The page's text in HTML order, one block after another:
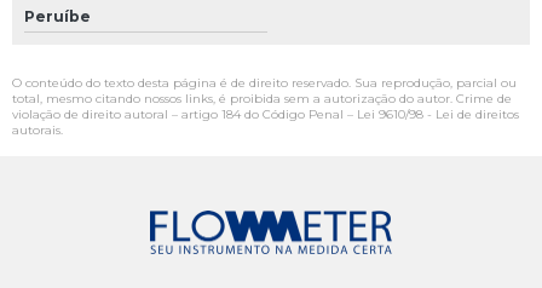
Peruíbe
O conteúdo do texto desta página é de direito reservado. Sua reprodução, parcial ou
total, mesmo citando nossos links, é proibida sem a autorização do autor. Crime de
violação de direito autoral – artigo 184 do Código Penal – Lei 9610/98 - Lei de direitos
autorais.